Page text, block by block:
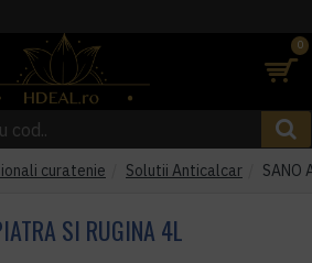
0
curatenie Solutii Anticalcar SANO
SI RUGINA 4L